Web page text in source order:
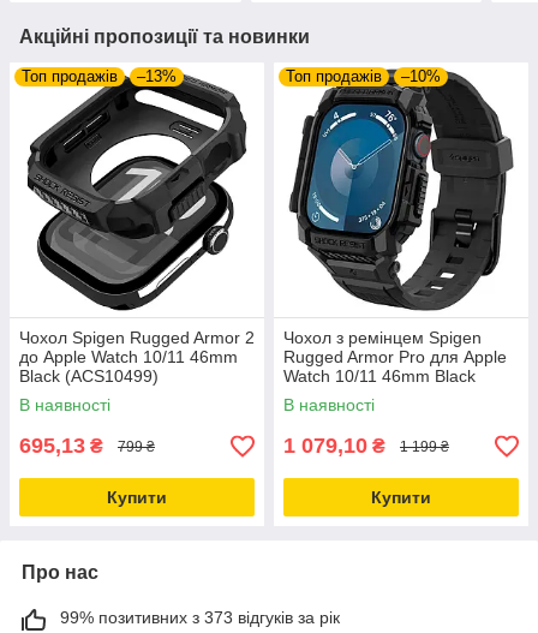
Акційні пропозиції та новинки
Топ продажів –13%
Чохол Spigen Rugged Armor 2
до Apple Watch 10/11 46mm
Black (ACS10499)
В наявності
695,13 ₴ 799 ₴
Купити
Топ продажів –10%
Чохол з ремінцем Spigen
Rugged Armor Pro для Apple
Watch 10/11 46mm Black
(ACS08604)
В наявності
1 079,10 ₴ 1 199 ₴
Купити
Про нас
99% позитивних з 373 відгуків за рік